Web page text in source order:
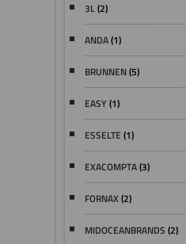
3L(2)
ANDA(1)
BRUNNEN(5)
EASY (1)
ESSELTE (1)
EXACOMPTA(3)
FORNAX(2)
MIDOCEANBRANDS (2)